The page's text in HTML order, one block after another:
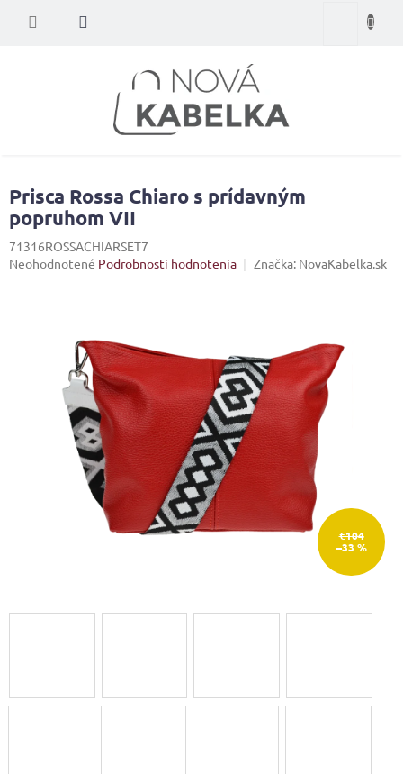
Nákupný
Prisca Rossa Chiaro s prídavným
popruhom VII
71316ROSSACHIARSET7
Priemerné
hviezdičiek.
Neohodnotené Podrobnosti hodnotenia Značka: NovaKabelka.sk
€104
–33 %